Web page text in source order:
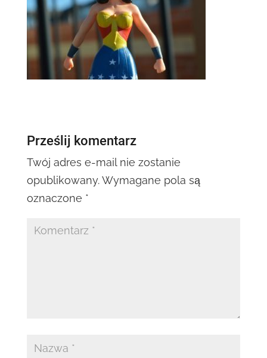
Prześlij komentarz
Twój adres e-mail nie zostanie
opublikowany. Wymagane pola są
oznaczone *